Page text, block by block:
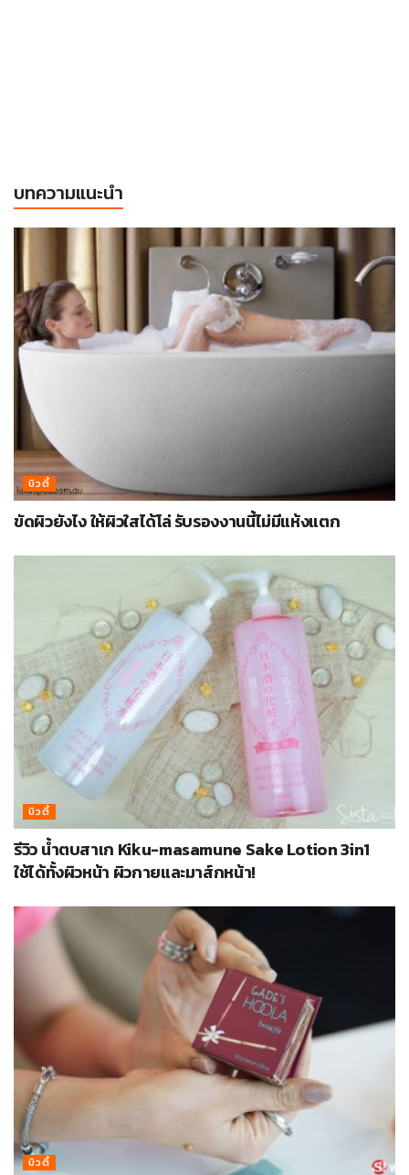
บทความแนะนำ
บิวตี้
ขัดผิวยังไง ให้ผิวใสได้โล่ รับรองงานนี้ไม่มีแห้งแตก
บิวตี้
รีวิว น้ำตบสาเก Kiku-masamune Sake Lotion 3in1
ใช้ได้ทั้งผิวหน้า ผิวกายและมาส์กหน้า!
บิวตี้